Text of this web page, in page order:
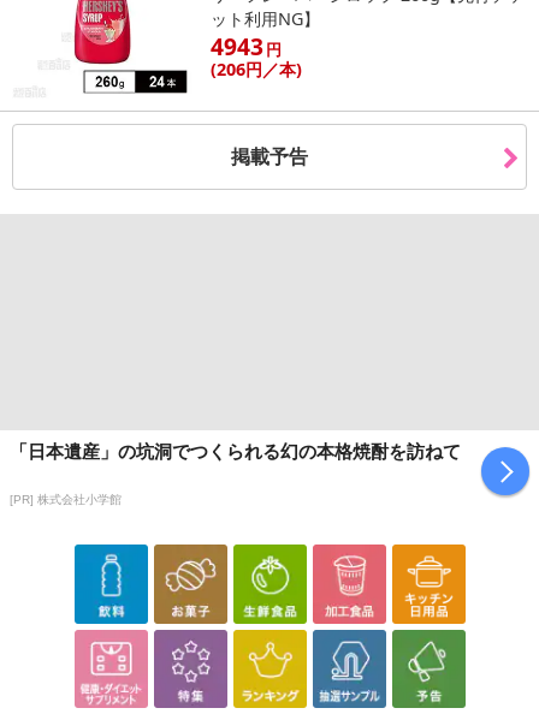
お申込みの際は 「商品情報」に記載されている「注意事項」を
※お申込み後のキャンセルはお受けできません。
記載されている内容を必ずご確認いただき、お届けする商品セット
にご納得いただきましたうえでお申し込みください。
※パッケージ変更や商品リニューアル(成分など含む)等により、参考
の掲載画像や画像内のバーコードなど、お届け商品と多少異なる場
合がございます。
ット利用NG】
4943円
(206円／本)
掲載予告
「日本遺産」の坑洞でつくられる幻の本格焼酎を訪ねて
[PR] 株式会社小学館